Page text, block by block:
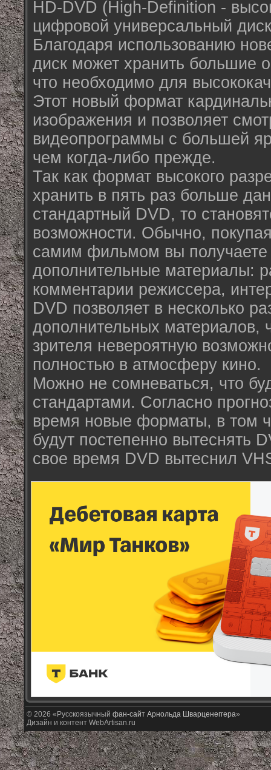
HD-DVD (High-Definition -
цифровой универсальный
Благодаря использованию
диск может хранить большие
что необходимо для
Этот новый формат
изображения и позволяет
видеопрограммы с большей
чем когда-либо прежде.
Так как формат высокого
хранить в пять раз больше
стандартный DVD, то
возможности. Обычно,
самим фильмом вы получаете
дополнительные материалы:
комментарии режиссера,
DVD позволяет в несколько
дополнительных материалов,
зрителя невероятную
полностью в атмосферу кино.
Можно не сомневаться, что
стандартами. Согласно
время новые форматы, в том
будут постепенно вытеснять
свое время DVD вытеснил
© 2026 «Русскоязычный фан-сайт Арнольда Шварценеггера»
Дизайн и контент WebArtisan.ru